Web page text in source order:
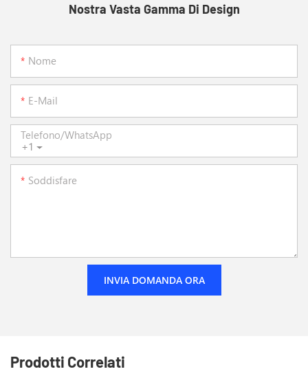
Nostra Vasta Gamma Di Design
Nome
E-Mail
+1
Telefono/WhatsApp
Soddisfare
INVIA DOMANDA ORA
Prodotti Correlati